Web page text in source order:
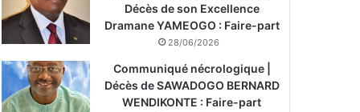
Décès de son Excellence
Dramane YAMEOGO : Faire-part
28/06/2026
Communiqué nécrologique |
Décès de SAWADOGO BERNARD
WENDIKONTE : Faire-part